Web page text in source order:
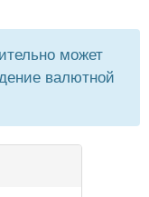
может
валютной